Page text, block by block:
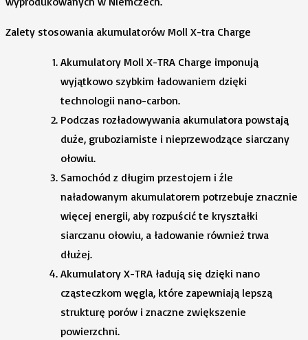
Zalety stosowania akumulatorów Moll X-tra Charge
Akumulatory Moll X-TRA Charge imponują
wyjątkowo szybkim ładowaniem dzięki
technologii nano-carbon.
Podczas rozładowywania akumulatora powstają
duże, gruboziarniste i nieprzewodzące siarczany
ołowiu.
Samochód z długim przestojem i źle
naładowanym akumulatorem potrzebuje znacznie
więcej energii, aby rozpuścić te kryształki
siarczanu ołowiu, a ładowanie również trwa
dłużej.
Akumulatory X-TRA ładują się dzięki nano
cząsteczkom węgla, które zapewniają lepszą
strukturę porów i znaczne zwiększenie
powierzchni.